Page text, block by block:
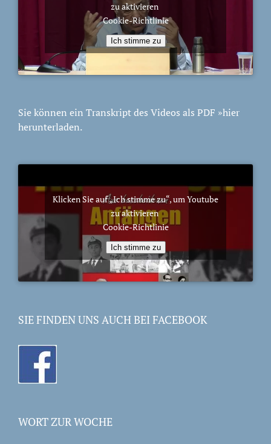
zu aktivieren
Cookie-Richtlinie
Ich stimme zu
Sie können ein Transkript des Videos als PDF »hier
herunterladen.
Klicken Sie auf „Ich stimme zu“, um Youtube
zu aktivieren
Cookie-Richtlinie
Ich stimme zu
SIE FINDEN UNS AUCH BEI FACEBOOK
WORT ZUR WOCHE